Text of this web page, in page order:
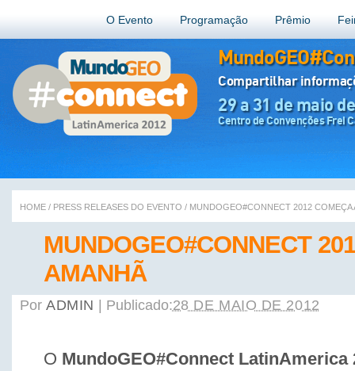
O Evento Programação Prêmio
Compartilhar
29 a 31 de maio
Centro de Convenções Frei
MUNDOGEO#CONNECT
AMANHÃ
HOME / PRESS RELEASES DO EVENTO / MUNDOGEO#CONNECT 2012 COMEÇA
Por ADMIN Publicado:28 DE MAIO DE 2012
O MundoGEO#Connect LatinAmerica